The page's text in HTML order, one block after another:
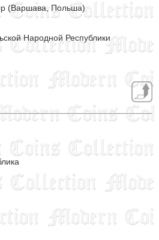
(Варшава, Польша)
Народной Республики